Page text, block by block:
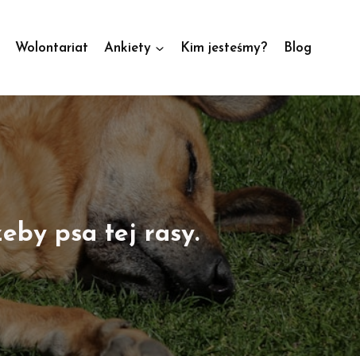
Wolontariat Ankiety Kim jesteśmy? Blog
psa tej rasy.